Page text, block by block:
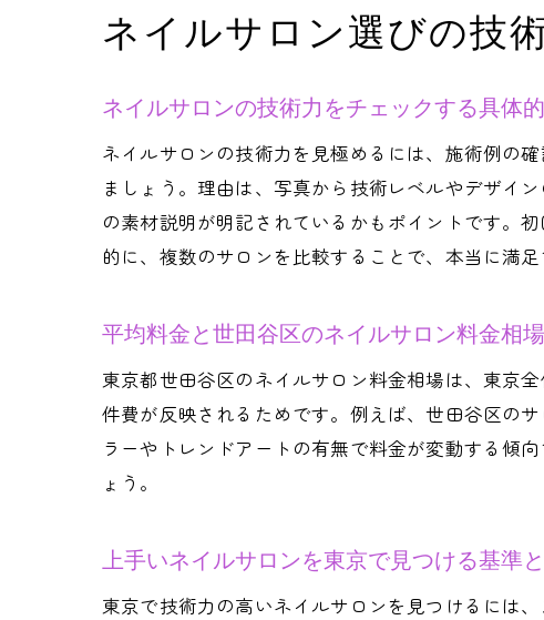
ト
ネイルサロン選びの技
ネイルサロンの技術力をチェックする具体
ネイルサロンの技術力を見極めるには、施術例の
ましょう。理由は、写真から技術レベルやデザイ
の素材説明が明記されているかもポイントです。
的に、複数のサロンを比較することで、本当に満
平均料金と世田谷区のネイルサロン料金相
東京都世田谷区のネイルサロン料金相場は、東京
件費が反映されるためです。例えば、世田谷区の
ラーやトレンドアートの有無で料金が変動する傾
ょう。
上手いネイルサロンを東京で見つける基準
東京で技術力の高いネイルサロンを見つけるには